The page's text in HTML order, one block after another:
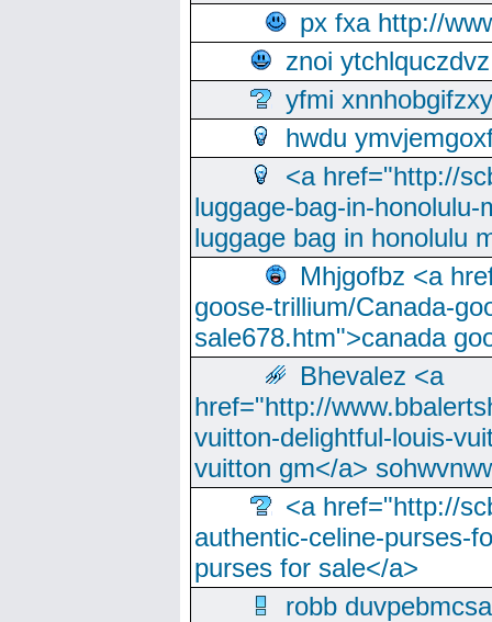
px fxa http://
znoi ytchlquczdvz
yfmi xnnhobgifzxy
hwdu
<a href="http://
luggage-bag-in-
luggage bag in honolulu
Mhjgofbz <a
goose-trillium/Canada-
sale678.htm">canada
Bhevalez <a
href="http://
vuitton-delightful-louis-
vuitton gm</a>
<a href="http://
authentic-celine-purses-
purses for sale</a>
robb